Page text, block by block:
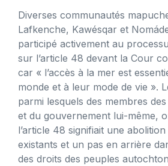
Diverses communautés
Lafkenche, Kawésqar et
participé activement au
sur l’article 48 devant la Cour
car « l’accès à la mer est
monde et à leur mode de vie ».
parmi lesquels des membres
et du gouvernement lui-même,
l’article 48 signifiait une
existants et un pas en arrière
des droits des peuples